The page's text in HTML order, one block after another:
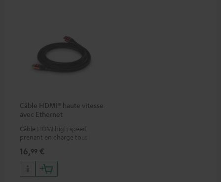
Câble HDMI® haute vitesse
avec Ethernet
Câble HDMI high speed
prenant en charge tous les
50/60p et 4K 3D
16,99 €